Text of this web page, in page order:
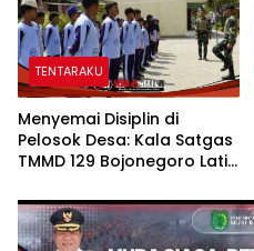
TENTARAKU
Menyemai Disiplin di
Pelosok Desa: Kala Satgas
TMMD 129 Bojonegoro Latih
Atap Kesongo